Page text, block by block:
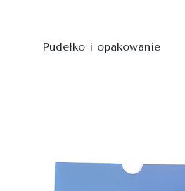
Pudełko i opakowanie